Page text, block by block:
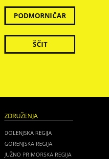
PODMORNIČAR
ŠČIT
ZDRUŽENJA
DOLENJSKA REGIJA
GORENJSKA REGIJA
JUŽNO PRIMORSKA REGIJA